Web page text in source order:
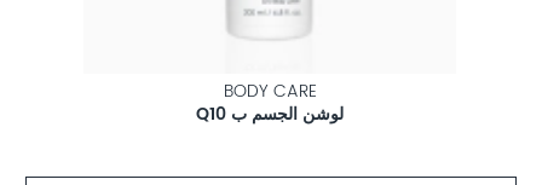
BODY CARE
لوشن الجسم ب Q10